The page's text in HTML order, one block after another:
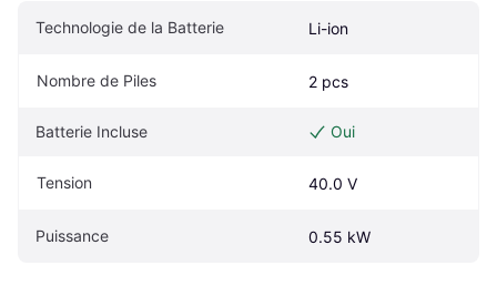
Technologie de la Batterie Li-ion
Nombre de Piles 2 pcs
Batterie Incluse Oui
Tension 40.0 V
Puissance 0.55 kW